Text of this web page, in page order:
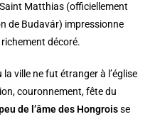
Saint Matthias (officiellement
de Budavár) impressionne
décoré.
ville ne fut étranger à l’église
couronnement, fête du
de l’âme des Hongroisse